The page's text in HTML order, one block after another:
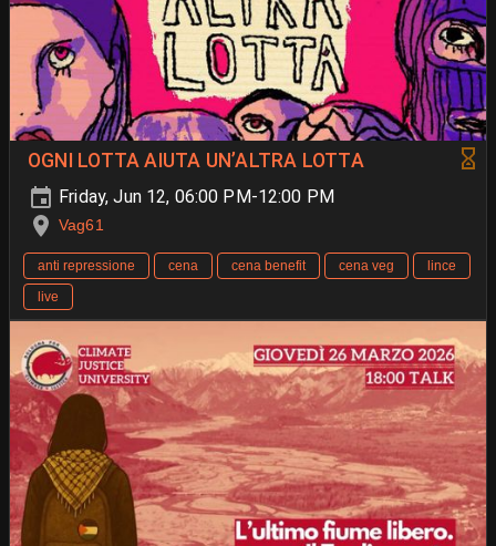
OGNI LOTTA AIUTA UN’ALTRA LOTTA
Friday, Jun 12, 06:00 PM-12:00 PM
Vag61
anti repressione cena cena benefit cena veg
lince
live